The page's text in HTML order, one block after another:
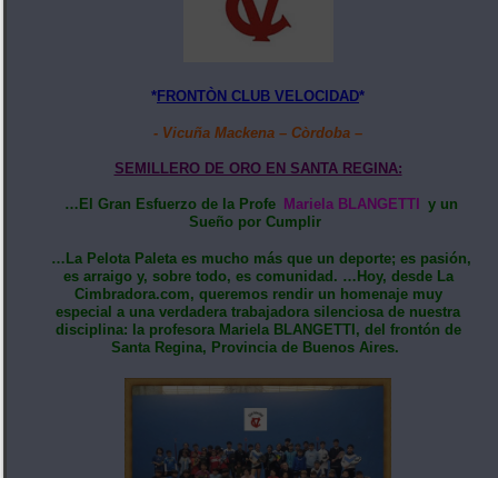
* FRONTÒN CLUB VELOCIDAD*
- Vicuña Mackena – Còrdoba –
SEMILLERO DE ORO EN SANTA REGINA:
…El Gran Esfuerzo de la Profe Mariela BLANGETTI
y un
Sueño por Cumplir
…La Pelota Paleta es mucho más que un deporte; es pasión,
es arraigo y, sobre todo, es comunidad. …Hoy, desde La
Cimbradora.com, queremos rendir un homenaje muy
especial a una verdadera trabajadora silenciosa de nuestra
disciplina: la profesora Mariela BLANGETTI, del frontón de
Santa Regina, Provincia de Buenos Aires.